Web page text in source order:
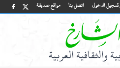
مواقع صديقة اتصل بنا تسجيل الدخول
والثقافية العربية